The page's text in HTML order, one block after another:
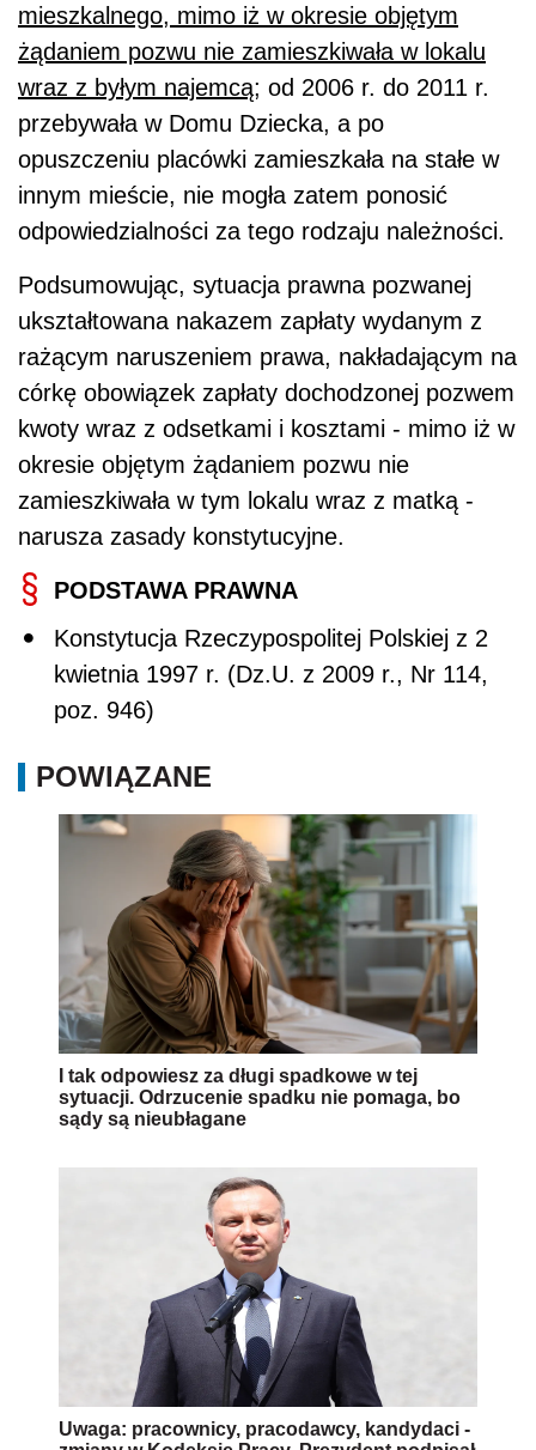
mieszkalnego, mimo iż w okresie objętym
żądaniem pozwu nie zamieszkiwała w lokalu
wraz z byłym najemcą; od 2006 r. do 2011 r.
przebywała w Domu Dziecka, a po
opuszczeniu placówki zamieszkała na stałe w
innym mieście, nie mogła zatem ponosić
odpowiedzialności za tego rodzaju należności.
Podsumowując, sytuacja prawna pozwanej
ukształtowana nakazem zapłaty wydanym z
rażącym naruszeniem prawa, nakładającym na
córkę obowiązek zapłaty dochodzonej pozwem
kwoty wraz z odsetkami i kosztami - mimo iż w
okresie objętym żądaniem pozwu nie
zamieszkiwała w tym lokalu wraz z matką -
narusza zasady konstytucyjne.
PODSTAWA PRAWNA
Konstytucja Rzeczypospolitej Polskiej z 2
kwietnia 1997 r. (Dz.U. z 2009 r., Nr 114,
poz. 946)
POWIĄZANE
I tak odpowiesz za długi spadkowe w tej
sytuacji. Odrzucenie spadku nie pomaga, bo
sądy są nieubłagane
Uwaga: pracownicy, pracodawcy, kandydaci -